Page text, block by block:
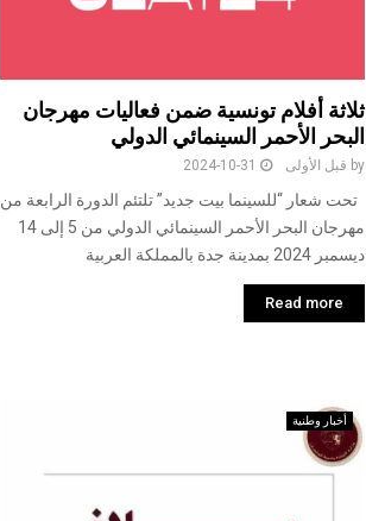
ثلاثة أفلام تونسية ضمن فعاليات مهرجان
البحر الأحمر السينمائي الدولي
by قبل الأولى 2024-10-31
تحت شعار “للسينما بيت جديد” تلتئم الدورة الرابعة من
مهرجان البحر الأحمر السينمائي الدولي من 5 إلى 14
ديسمبر 2024 بمدينة جدة بالمملكة العربية
Read more
أخبار وطنية